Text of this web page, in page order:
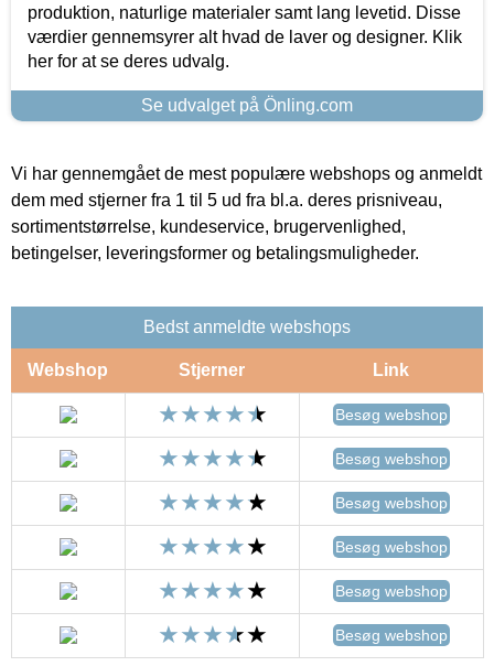
produktion, naturlige materialer samt lang levetid. Disse
værdier gennemsyrer alt hvad de laver og designer. Klik
her for at se deres udvalg.
Se udvalget på Önling.com
Vi har gennemgået de mest populære webshops og anmeldt
dem med stjerner fra 1 til 5 ud fra bl.a. deres prisniveau,
sortimentstørrelse, kundeservice, brugervenlighed,
betingelser, leveringsformer og betalingsmuligheder.
Bedst anmeldte webshops
Webshop Stjerner Link
Besøg webshop
Besøg webshop
Besøg webshop
Besøg webshop
Besøg webshop
Besøg webshop